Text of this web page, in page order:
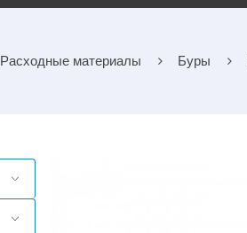
Расходные материалы Буры